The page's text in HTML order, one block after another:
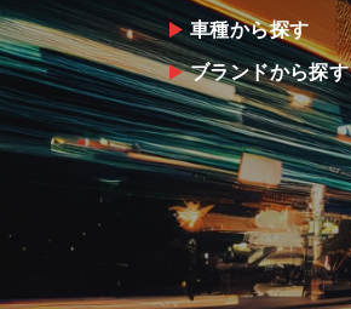
車種から探す
ブランドから探す